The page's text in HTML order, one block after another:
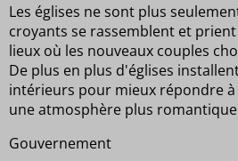
Les églises ne sont plus
croyants se rassemblent et
lieux où les nouveaux couples
De plus en plus d'églises
intérieurs pour mieux répondre
une atmosphère plus
Gouvernement